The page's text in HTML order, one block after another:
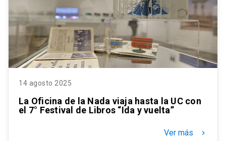
14 agosto 2025
La Oficina de la Nada viaja hasta la UC con
el 7° Festival de Libros “Ida y vuelta”
Ver más keyboard_arrow_right